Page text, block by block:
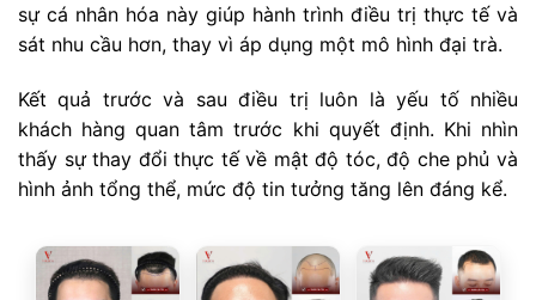
sự cá nhân hóa này giúp hành trình điều trị thực tế và
sát nhu cầu hơn, thay vì áp dụng một mô hình đại trà.
Kết quả trước và sau điều trị luôn là yếu tố nhiều
khách hàng quan tâm trước khi quyết định. Khi nhìn
thấy sự thay đổi thực tế về mật độ tóc, độ che phủ và
hình ảnh tổng thể, mức độ tin tưởng tăng lên đáng kể.